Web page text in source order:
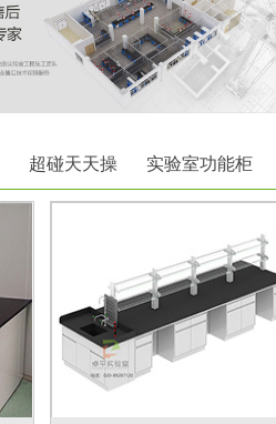
超碰天天操 实验室功能柜